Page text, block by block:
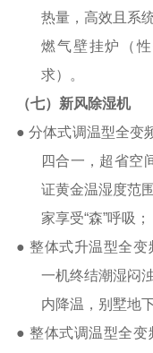
热量，高效且系
燃气壁挂炉（
求）。
（七）新风除湿机
●分体式调温型全变
四合一，超省空
证黄金温湿度范
家享受“森”呼吸；
● 整体式升温型全变
一机终结潮湿闷
内降温，别墅地
● 整体式调温型全变